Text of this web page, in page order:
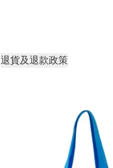
退貨及退款政策